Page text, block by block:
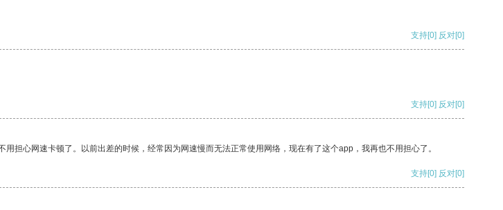
支持[0] 反对[0]
支持[0] 反对[0]
担心网速卡顿了。以前出差的时候，经常因为网速慢而无法正常使用网络，现在有了这个app，我再也不用担心了。
支持[0] 反对[0]